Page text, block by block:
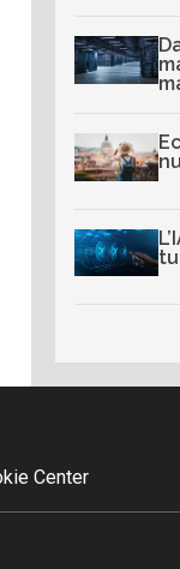
Center